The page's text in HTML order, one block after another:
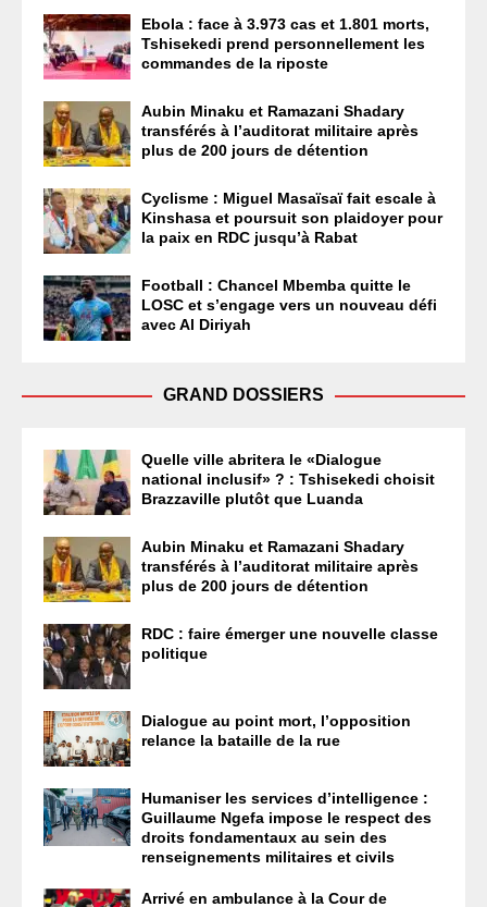
Ebola : face à 3.973 cas et 1.801 morts,
Tshisekedi prend personnellement les
commandes de la riposte
Aubin Minaku et Ramazani Shadary
transférés à l’auditorat militaire après
plus de 200 jours de détention
Cyclisme : Miguel Masaïsaï fait escale à
Kinshasa et poursuit son plaidoyer pour
la paix en RDC jusqu’à Rabat
Football : Chancel Mbemba quitte le
LOSC et s’engage vers un nouveau défi
avec Al Diriyah
GRAND DOSSIERS
Quelle ville abritera le «Dialogue
national inclusif» ? : Tshisekedi choisit
Brazzaville plutôt que Luanda
Aubin Minaku et Ramazani Shadary
transférés à l’auditorat militaire après
plus de 200 jours de détention
RDC : faire émerger une nouvelle classe
politique
Dialogue au point mort, l’opposition
relance la bataille de la rue
Humaniser les services d’intelligence :
Guillaume Ngefa impose le respect des
droits fondamentaux au sein des
renseignements militaires et civils
Arrivé en ambulance à la Cour de